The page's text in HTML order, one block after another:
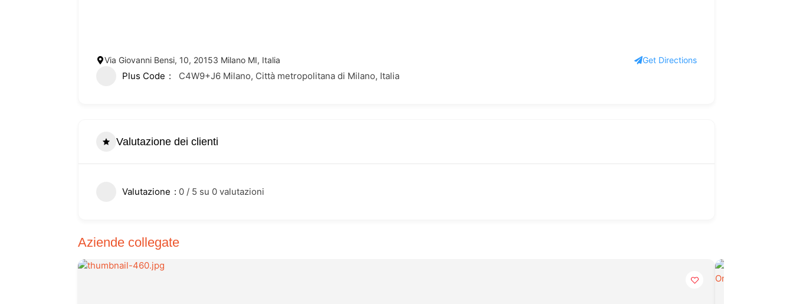
Via Giovanni Bensi, 10, 20153 Milano MI, Italia Get Directions
Plus Code C4W9+J6 Milano, Città metropolitana di Milano, Italia
Valutazione dei clienti
Valutazione 0 / 5 su 0 valutazioni
Aziende collegate